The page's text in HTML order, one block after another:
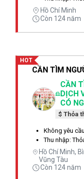
Hồ Chí Minh
Còn 124 năm
CẦN
DỊCH
CÓ
$ Thỏa
Không yêu
Thu nhập:
Hồ Chí Minh,
Vũng Tàu
Còn 124 năm
HOT